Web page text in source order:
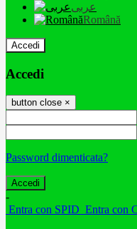
عربى
Română
Accedi
Accedi
button close ×
Password dimenticata?
-
Entra con SPID Entra con